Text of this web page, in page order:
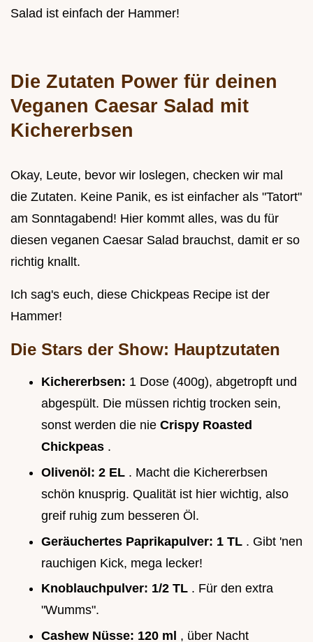
Salad ist einfach der Hammer!
Die Zutaten Power für deinen
Veganen Caesar Salad mit
Kichererbsen
Okay, Leute, bevor wir loslegen, checken wir mal
die Zutaten. Keine Panik, es ist einfacher als "Tatort"
am Sonntagabend! Hier kommt alles, was du für
diesen veganen Caesar Salad brauchst, damit er so
richtig knallt.
Ich sag's euch, diese Chickpeas Recipe ist der
Hammer!
Die Stars der Show: Hauptzutaten
Kichererbsen: 1 Dose (400g), abgetropft und
abgespült. Die müssen richtig trocken sein,
sonst werden die nie Crispy Roasted
Chickpeas .
Olivenöl: 2 EL . Macht die Kichererbsen
schön knusprig. Qualität ist hier wichtig, also
greif ruhig zum besseren Öl.
Geräuchertes Paprikapulver: 1 TL . Gibt 'nen
rauchigen Kick, mega lecker!
Knoblauchpulver: 1/2 TL . Für den extra
"Wumms".
Cashew Nüsse: 120 ml , über Nacht